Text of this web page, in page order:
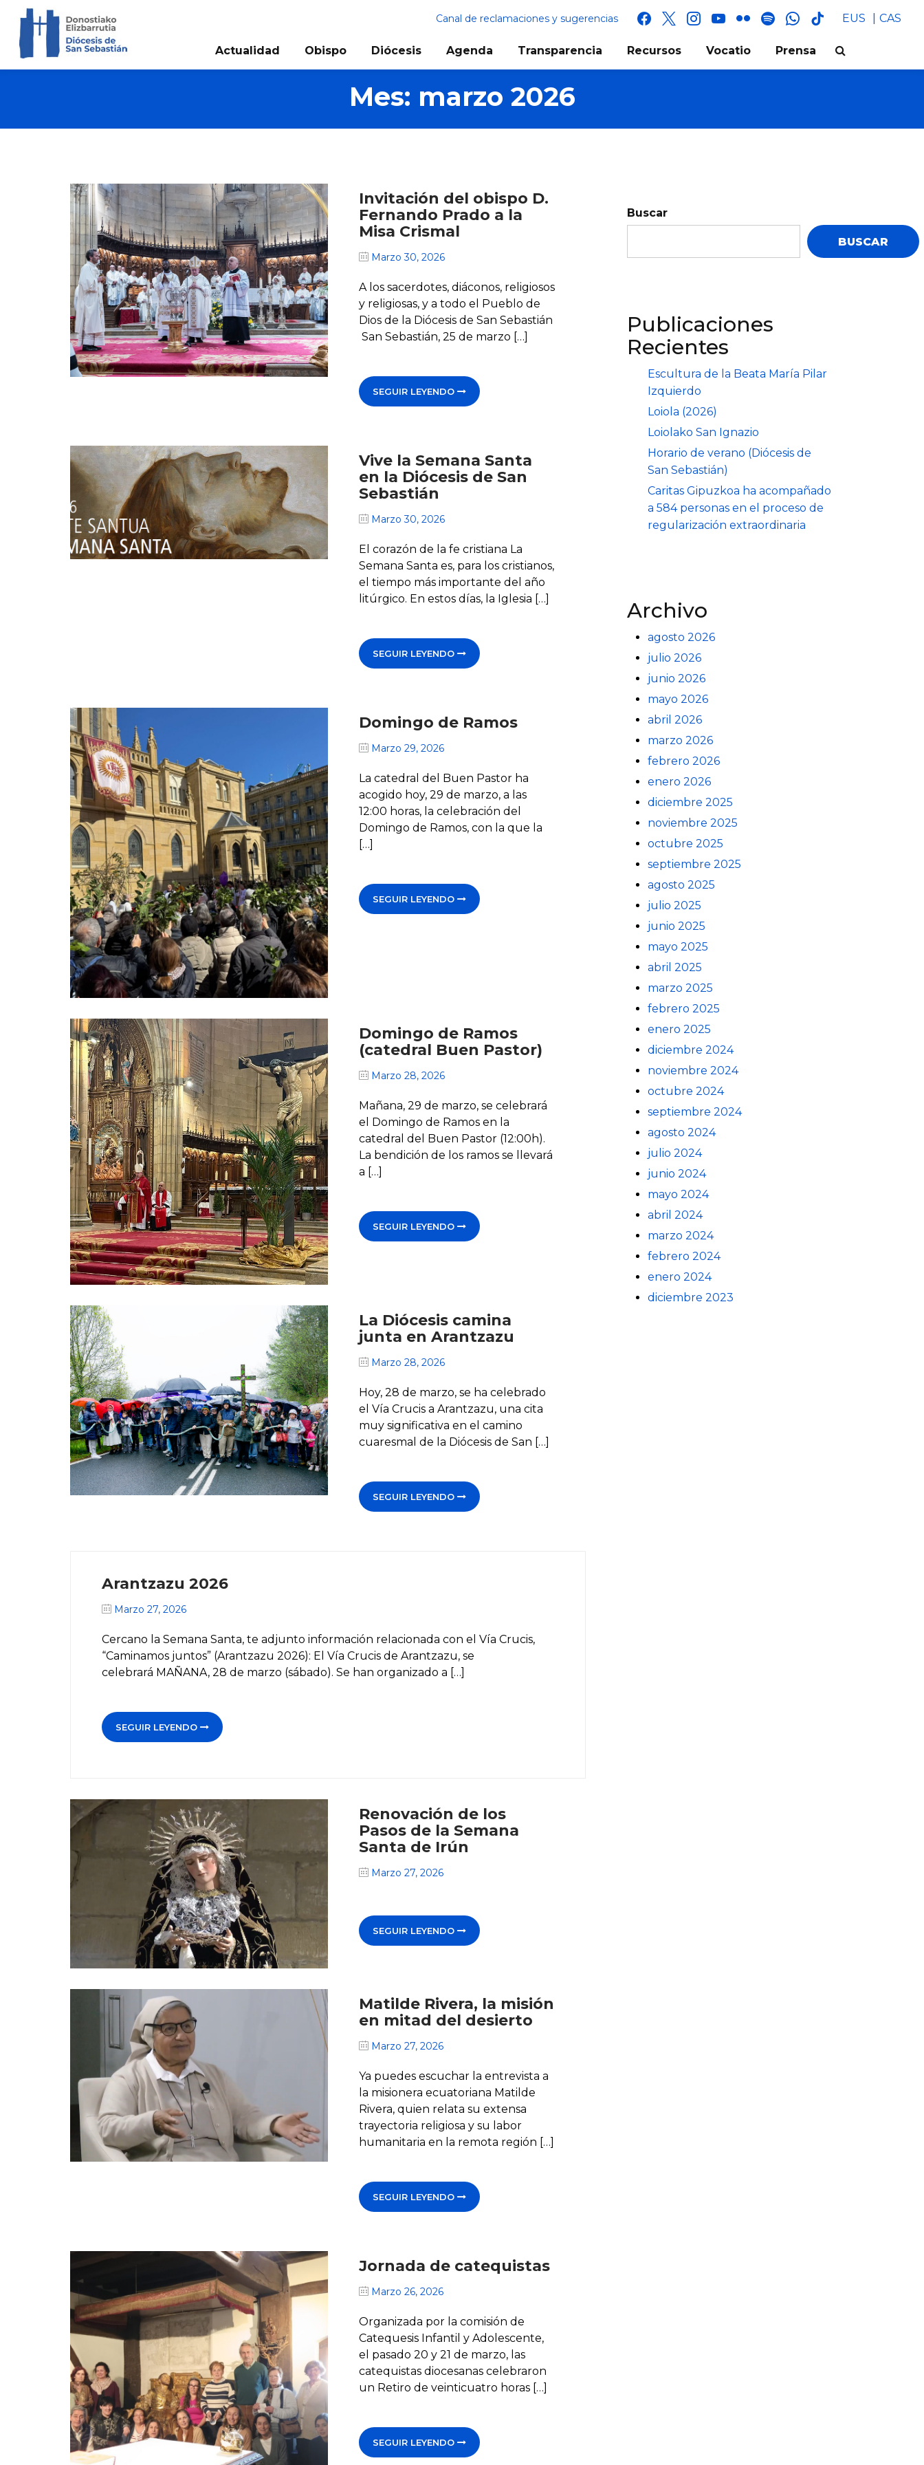
Canal de reclamaciones y sugerencias facebook
x instagram
youtube
flickr spotifywhatsapp
tik
EUS CAS
Actualidad Obispo Diócesis Agenda Transparencia Recursos Vocatio Prensa
Mes: marzo 2026
Invitación del obispo D.
Fernando Prado a la
Misa Crismal
Marzo 30, 2026
A los sacerdotes, diáconos, religiosos
y religiosas, y a todo el Pueblo de
Dios de la Diócesis de San Sebastián
San Sebastián, 25 de marzo […]
SEGUIR LEYENDO
Vive la Semana Santa
en la Diócesis de San
Sebastián
Marzo 30, 2026
El corazón de la fe cristiana La
Semana Santa es, para los cristianos,
el tiempo más importante del año
litúrgico. En estos días, la Iglesia […]
SEGUIR LEYENDO
Domingo de Ramos
Marzo 29, 2026
La catedral del Buen Pastor ha
acogido hoy, 29 de marzo, a las
12:00 horas, la celebración del
Domingo de Ramos, con la que la
[…]
SEGUIR LEYENDO
Domingo de Ramos
(catedral Buen Pastor)
Marzo 28, 2026
Mañana, 29 de marzo, se celebrará
el Domingo de Ramos en la
catedral del Buen Pastor (12:00h).
La bendición de los ramos se llevará
a […]
SEGUIR LEYENDO
La Diócesis camina
junta en Arantzazu
Marzo 28, 2026
Hoy, 28 de marzo, se ha celebrado
el Vía Crucis a Arantzazu, una cita
muy significativa en el camino
cuaresmal de la Diócesis de San […]
SEGUIR LEYENDO
Arantzazu 2026
Marzo 27, 2026
Cercano la Semana Santa, te adjunto información relacionada con el Vía Crucis,
“Caminamos juntos” (Arantzazu 2026): El Vía Crucis de Arantzazu, se
celebrará MAÑANA, 28 de marzo (sábado). Se han organizado a […]
SEGUIR LEYENDO
Renovación de los
Pasos de la Semana
Santa de Irún
Marzo 27, 2026
SEGUIR LEYENDO
Matilde Rivera, la misión
en mitad del desierto
Marzo 27, 2026
Ya puedes escuchar la entrevista a
la misionera ecuatoriana Matilde
Rivera, quien relata su extensa
trayectoria religiosa y su labor
humanitaria en la remota región […]
SEGUIR LEYENDO
Jornada de catequistas
Marzo 26, 2026
Organizada por la comisión de
Catequesis Infantil y Adolescente,
el pasado 20 y 21 de marzo, las
catequistas diocesanas celebraron
un Retiro de veinticuatro horas […]
SEGUIR LEYENDO
Buscar
BUSCAR
Publicaciones
Recientes
Escultura de la Beata María Pilar
Izquierdo
Loiola (2026)
Loiolako San Ignazio
Horario de verano (Diócesis de
San Sebastián)
Caritas Gipuzkoa ha acompañado
a 584 personas en el proceso de
regularización extraordinaria
Archivo
agosto 2026
julio 2026
junio 2026
mayo 2026
abril 2026
marzo 2026
febrero 2026
enero 2026
diciembre 2025
noviembre 2025
octubre 2025
septiembre 2025
agosto 2025
julio 2025
junio 2025
mayo 2025
abril 2025
marzo 2025
febrero 2025
enero 2025
diciembre 2024
noviembre 2024
octubre 2024
septiembre 2024
agosto 2024
julio 2024
junio 2024
mayo 2024
abril 2024
marzo 2024
febrero 2024
enero 2024
diciembre 2023